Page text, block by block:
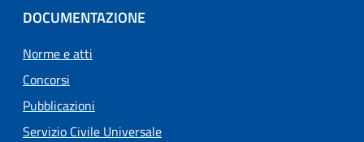
DOCUMENTAZIONE
Norme e atti
Concorsi
Pubblicazioni
Servizio Civile Universale